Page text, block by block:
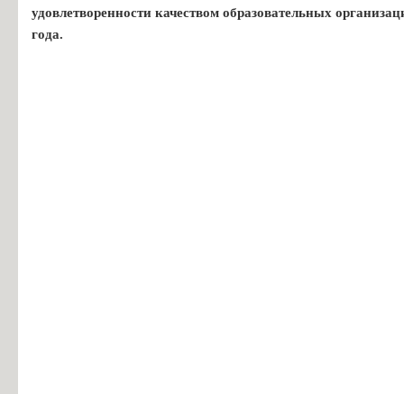
удовлетворенности качеством образовательных
года.